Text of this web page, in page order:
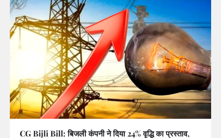
CG Bijli Bill: बिजली कंपनी ने दिया 24% वृद्धि का प्रस्ताव,